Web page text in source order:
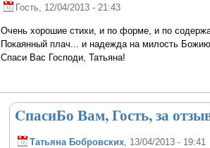
Гость, 12/04/2013 - 21:43
Очень хорошие стихи, и по форме, и по
Покаянный плач... и надежда на милость Божию.
Спаси Вас Господи, Татьяна!
CпасиБо Вам, Гость, за
Татьяна Бобровских, 13/04/2013 - 19:41